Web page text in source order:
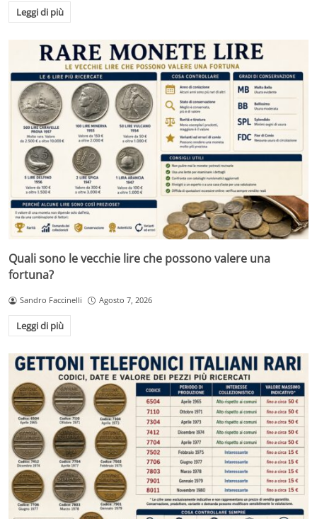
Leggi di più
Quali sono le vecchie lire che possono valere una
fortuna?
Sandro Faccinelli Agosto 7, 2026
Leggi di più